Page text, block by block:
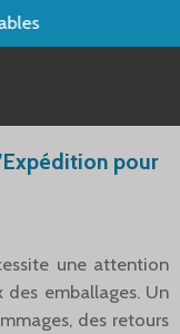
pour
une attention
emballages. Un
des retours